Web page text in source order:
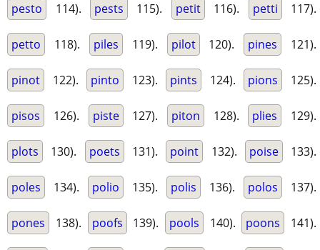
pesto 114). pests 115). petit 116). petti 117).
petto 118). piles 119). pilot 120). pines 121).
pinot 122). pinto 123). pints 124). pions 125).
pisos 126). piste 127). piton 128). plies 129).
plots 130). poets 131). point 132). poise 133).
poles 134). polio 135). polis 136). polos 137).
pones 138). poofs 139). pools 140). poons 141).